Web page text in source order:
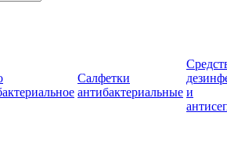
Салфетки
антибактериальные и